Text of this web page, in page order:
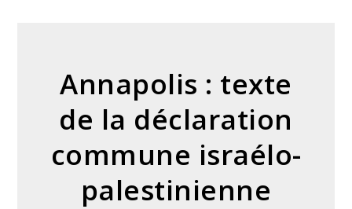
Annapolis : texte
de la déclaration
commune israélo-
palestinienne